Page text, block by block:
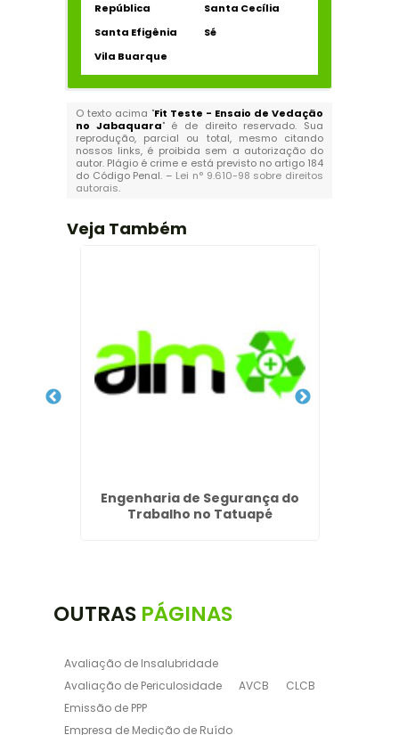
República
Santa Cecília
Santa Efigênia
Sé
Vila Buarque
O texto acima "Fit Teste - Ensaio de Vedação
no Jabaquara" é de direito reservado. Sua
reprodução, parcial ou total, mesmo citando
nossos links, é proibida sem a autorização do
autor. Plágio é crime e está previsto no artigo 184
do Código Penal. – Lei n° 9.610-98 sobre direitos
autorais.
Veja Também
Engenharia de Segurança do
Trabalho no Tatuapé
OUTRAS PÁGINAS
Avaliação de Insalubridade
Avaliação de Periculosidade
AVCB
CLCB
Emissão de PPP
Empresa de Medição de Ruído